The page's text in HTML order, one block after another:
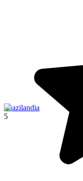
Suazilandia
5